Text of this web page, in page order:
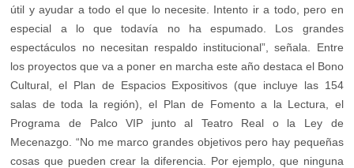
útil y ayudar a todo el que lo necesite. Intento ir a todo, pero en
especial a lo que todavía no ha espumado. Los grandes
espectáculos no necesitan respaldo institucional”, señala. Entre
los proyectos que va a poner en marcha este año destaca el Bono
Cultural, el Plan de Espacios Expositivos (que incluye las 154
salas de toda la región), el Plan de Fomento a la Lectura, el
Programa de Palco VIP junto al Teatro Real o la Ley de
Mecenazgo. “No me marco grandes objetivos pero hay pequeñas
cosas que pueden crear la diferencia. Por ejemplo, que ninguna